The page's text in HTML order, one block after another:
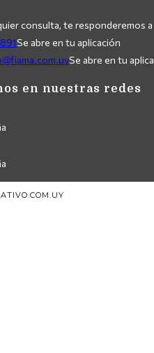
consulta, te responderemos a
Se abre en tu aplicación
Se abre en tu
en nuestras redes